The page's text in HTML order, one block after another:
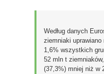
Według danych
ziemniaki
1,6% wszystkich
52 mln t
(37,3%) mniej niż w